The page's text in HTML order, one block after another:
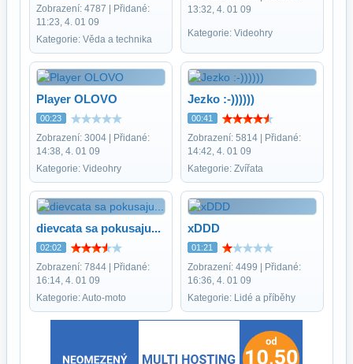
Zobrazení: 4787 | Přidané:
11:23, 4. 01 09
Kategorie: Věda a technika
13:32, 4. 01 09
Kategorie: Videohry
Player OLOVO
00:23
Zobrazení: 3004 | Přidané:
14:38, 4. 01 09
Kategorie: Videohry
Jezko :-))))))
00:41
Zobrazení: 5814 | Přidané:
14:42, 4. 01 09
Kategorie: Zvířata
dievcata sa pokusaju...
02:02
Zobrazení: 7844 | Přidané:
16:14, 4. 01 09
Kategorie: Auto-moto
xDDD
01:21
Zobrazení: 4499 | Přidané:
16:36, 4. 01 09
Kategorie: Lidé a příběhy